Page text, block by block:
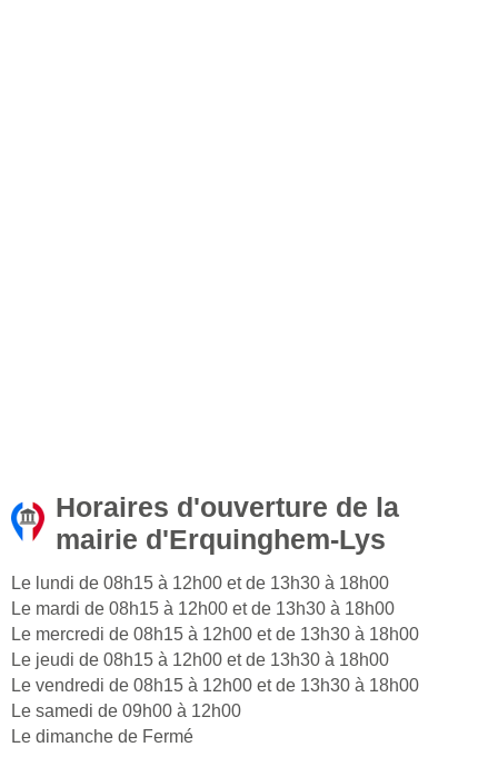
Horaires d'ouverture de la
mairie d'Erquinghem-Lys
Le lundi de 08h15 à 12h00 et de 13h30 à 18h00
Le mardi de 08h15 à 12h00 et de 13h30 à 18h00
Le mercredi de 08h15 à 12h00 et de 13h30 à 18h00
Le jeudi de 08h15 à 12h00 et de 13h30 à 18h00
Le vendredi de 08h15 à 12h00 et de 13h30 à 18h00
Le samedi de 09h00 à 12h00
Le dimanche de Fermé